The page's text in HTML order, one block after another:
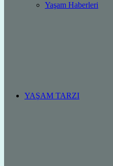
Yaşam Haberleri
YAŞAM TARZI